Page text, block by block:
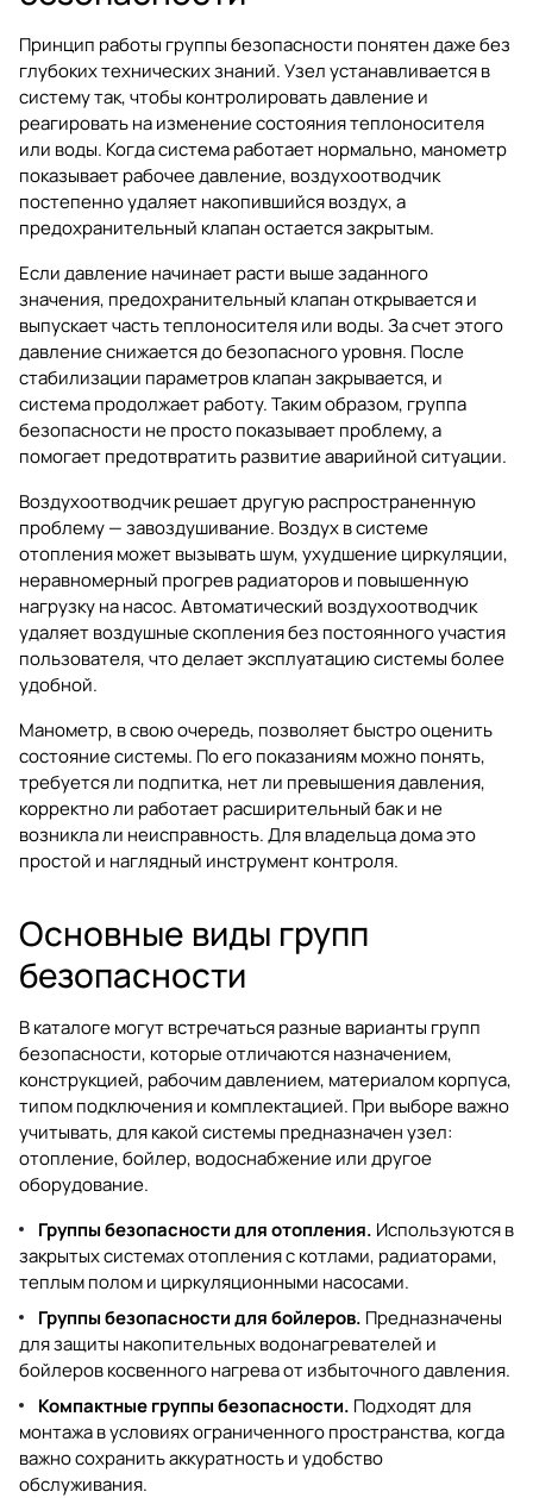
Принцип работы группы безопасности понятен даже без
глубоких технических знаний. Узел устанавливается в
систему так, чтобы контролировать давление и
реагировать на изменение состояния теплоносителя
или воды. Когда система работает нормально, манометр
показывает рабочее давление, воздухоотводчик
постепенно удаляет накопившийся воздух, а
предохранительный клапан остается закрытым.
Если давление начинает расти выше заданного
значения, предохранительный клапан открывается и
выпускает часть теплоносителя или воды. За счет этого
давление снижается до безопасного уровня. После
стабилизации параметров клапан закрывается, и
система продолжает работу. Таким образом, группа
безопасности не просто показывает проблему, а
помогает предотвратить развитие аварийной ситуации.
Воздухоотводчик решает другую распространенную
проблему — завоздушивание. Воздух в системе
отопления может вызывать шум, ухудшение циркуляции,
неравномерный прогрев радиаторов и повышенную
нагрузку на насос. Автоматический воздухоотводчик
удаляет воздушные скопления без постоянного участия
пользователя, что делает эксплуатацию системы более
удобной.
Манометр, в свою очередь, позволяет быстро оценить
состояние системы. По его показаниям можно понять,
требуется ли подпитка, нет ли превышения давления,
корректно ли работает расширительный бак и не
возникла ли неисправность. Для владельца дома это
простой и наглядный инструмент контроля.
Основные виды групп
безопасности
В каталоге могут встречаться разные варианты групп
безопасности, которые отличаются назначением,
конструкцией, рабочим давлением, материалом корпуса,
типом подключения и комплектацией. При выборе важно
учитывать, для какой системы предназначен узел:
отопление, бойлер, водоснабжение или другое
оборудование.
Группы безопасности для отопления. Используются в
закрытых системах отопления с котлами, радиаторами,
теплым полом и циркуляционными насосами.
Группы безопасности для бойлеров. Предназначены
для защиты накопительных водонагревателей и
бойлеров косвенного нагрева от избыточного давления.
Компактные группы безопасности. Подходят для
монтажа в условиях ограниченного пространства, когда
важно сохранить аккуратность и удобство
обслуживания.